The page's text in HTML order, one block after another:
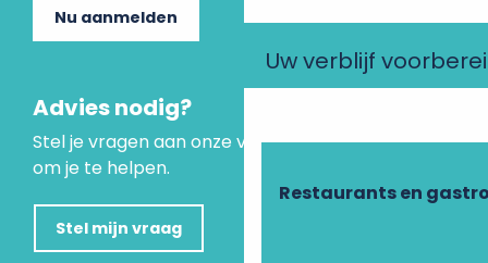
Uw verblijf
Restaurants en
Nu aanmelden
Advies nodig?
Stel je vragen aan onze virtuele assistent, die er is
om je te helpen.
Stel mijn vraag